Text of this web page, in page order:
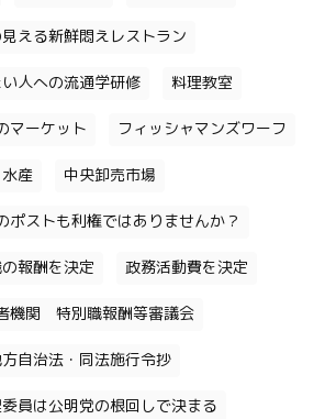
える新鮮悶えレストラン
人への流通学研修 料理教室
マーケット フィッシャマンズワーフ
水産 中央卸売市場
ポストも利権ではありませんか？
報酬を決定 政務活動費を決定
機関 特別職報酬等審議会
自治法・同法施行令抄
員は公明党の根回しで決まる